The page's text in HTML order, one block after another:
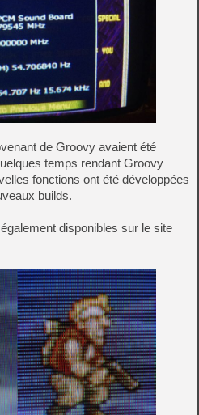
de Groovy avaient été
temps rendant Groovy
fonctions ont été développées
builds.
disponibles sur le site